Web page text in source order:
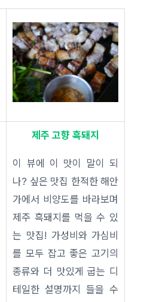
제주 고향 흑돼지
이 뷰에 이 맛이 말이 되
나? 싶은 맛집 한적한 해안
가에서 비양도를 바라보며
제주 흑돼지를 먹을 수 있
는 맛집! 가성비와 가심비
를 모두 잡고 좋은 고기의
종류와 더 맛있게 굽는 디
테일한 설명까지 들을 수